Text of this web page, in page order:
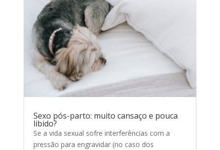
Sexo pós-parto: muito cansaço e pouca
libido?
Se a vida sexual sofre interferências com a
pressão para engravidar (no caso dos